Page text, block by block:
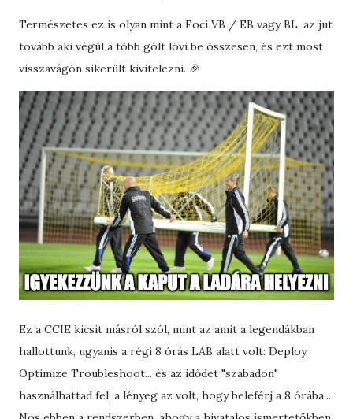
Természetes ez is olyan mint a Foci VB / EB vagy BL, az jut
tovább aki végül a több gólt lövi be összesen, és ezt most
visszavágón sikerült kivitelezni. 🎉
Ez a CCIE kicsit másról szól, mint az amit a legendákban
hallottunk, ugyanis a régi 8 órás LAB alatt volt: Deploy,
Optimize Troubleshoot... és az idődet "szabadon"
használhattad fel, a lényeg az volt, hogy beleférj a 8 órába...